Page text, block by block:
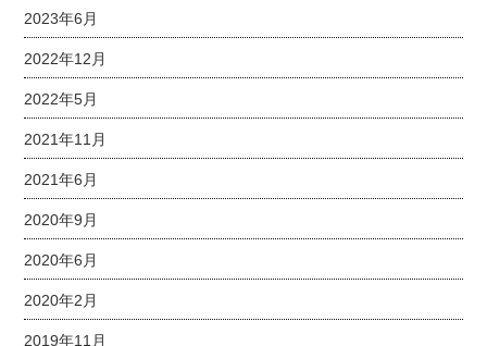
2023年6月
2022年12月
2022年5月
2021年11月
2021年6月
2020年9月
2020年6月
2020年2月
2019年11月